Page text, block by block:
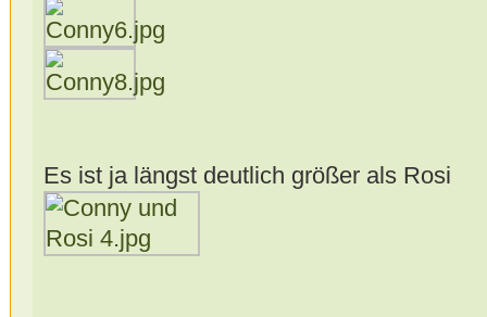
Es ist ja längst deutlich größer als Rosi